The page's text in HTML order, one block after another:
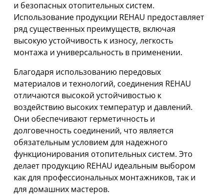
и безопасных отопительных систем.
Использование продукции REHAU предоставляет
ряд существенных преимуществ, включая
высокую устойчивость к износу, легкость
монтажа и универсальность в применении.
Благодаря использованию передовых
материалов и технологий, соединения REHAU
отличаются высокой устойчивостью к
воздействию высоких температур и давлений.
Они обеспечивают герметичность и
долговечность соединений, что является
обязательным условием для надежного
функционирования отопительных систем. Это
делает продукцию REHAU идеальным выбором
как для профессиональных монтажников, так и
для домашних мастеров.